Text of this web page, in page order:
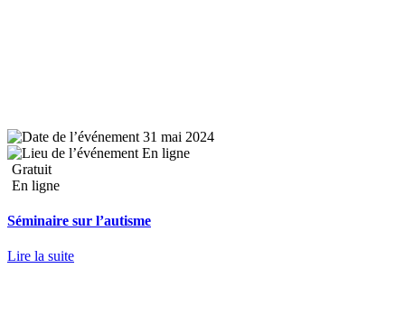
31 mai 2024
En ligne
Gratuit
En ligne
Séminaire sur l’autisme
Lire la suite